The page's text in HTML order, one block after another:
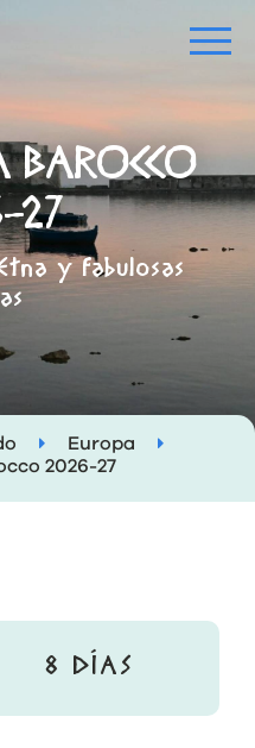
BAROCCO
27
y fabulosas
Europa
2026-27
8 DÍAS